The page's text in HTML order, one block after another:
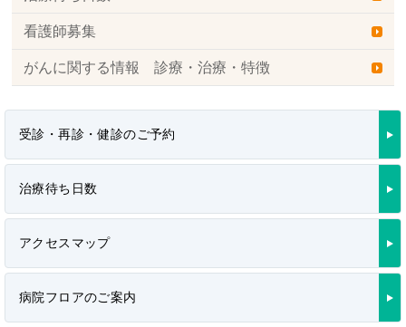
看護師募集
がんに関する情報 診療・治療・特徴
受診・再診・健診のご予約
治療待ち日数
アクセスマップ
病院フロアのご案内